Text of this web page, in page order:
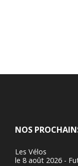
NOS
Les Vélos
le 8 août 2026 -